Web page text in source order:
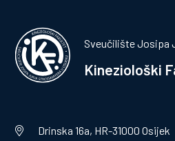
Sveučilište Josipa
Kineziološki
Drinska 16a, HR-31000 Osijek